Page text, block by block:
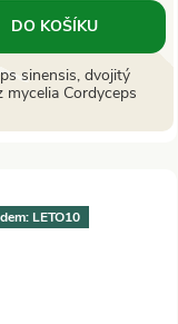
DO KOŠÍKU
sinensis, dvojitý
mycelia Cordyceps
LETO10